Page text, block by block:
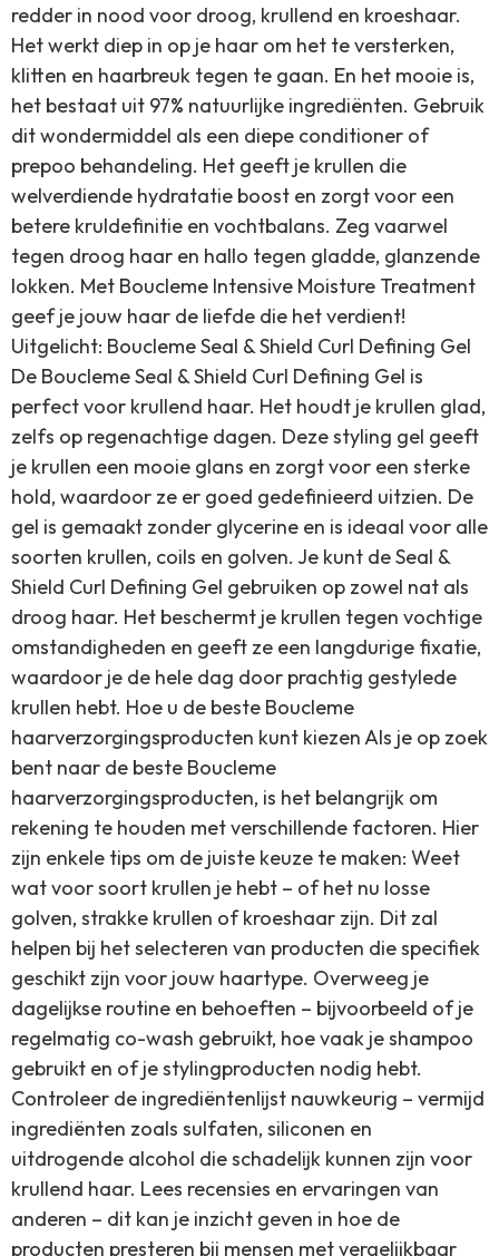
redder in nood voor droog, krullend en kroeshaar.
Het werkt diep in op je haar om het te versterken,
klitten en haarbreuk tegen te gaan. En het mooie is,
het bestaat uit 97% natuurlijke ingrediënten. Gebruik
dit wondermiddel als een diepe conditioner of
prepoo behandeling. Het geeft je krullen die
welverdiende hydratatie boost en zorgt voor een
betere kruldefinitie en vochtbalans. Zeg vaarwel
tegen droog haar en hallo tegen gladde, glanzende
lokken. Met Boucleme Intensive Moisture Treatment
geef je jouw haar de liefde die het verdient!
Uitgelicht: Boucleme Seal & Shield Curl Defining Gel
De Boucleme Seal & Shield Curl Defining Gel is
perfect voor krullend haar. Het houdt je krullen glad,
zelfs op regenachtige dagen. Deze styling gel geeft
je krullen een mooie glans en zorgt voor een sterke
hold, waardoor ze er goed gedefinieerd uitzien. De
gel is gemaakt zonder glycerine en is ideaal voor alle
soorten krullen, coils en golven. Je kunt de Seal &
Shield Curl Defining Gel gebruiken op zowel nat als
droog haar. Het beschermt je krullen tegen vochtige
omstandigheden en geeft ze een langdurige fixatie,
waardoor je de hele dag door prachtig gestylede
krullen hebt. Hoe u de beste Boucleme
haarverzorgingsproducten kunt kiezen Als je op zoek
bent naar de beste Boucleme
haarverzorgingsproducten, is het belangrijk om
rekening te houden met verschillende factoren. Hier
zijn enkele tips om de juiste keuze te maken: Weet
wat voor soort krullen je hebt – of het nu losse
golven, strakke krullen of kroeshaar zijn. Dit zal
helpen bij het selecteren van producten die specifiek
geschikt zijn voor jouw haartype. Overweeg je
dagelijkse routine en behoeften – bijvoorbeeld of je
regelmatig co-wash gebruikt, hoe vaak je shampoo
gebruikt en of je stylingproducten nodig hebt.
Controleer de ingrediëntenlijst nauwkeurig – vermijd
ingrediënten zoals sulfaten, siliconen en
uitdrogende alcohol die schadelijk kunnen zijn voor
krullend haar. Lees recensies en ervaringen van
anderen – dit kan je inzicht geven in hoe de
producten presteren bij mensen met vergelijkbaar